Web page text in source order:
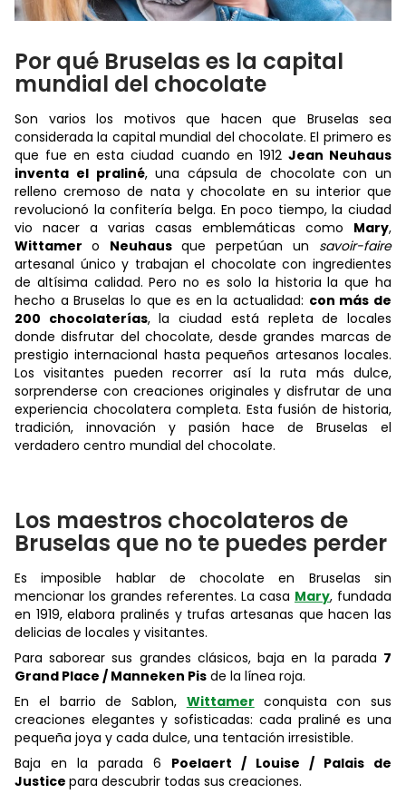
Por qué Bruselas es la capital
mundial del chocolate
Son varios los motivos que hacen que Bruselas sea
considerada la capital mundial del chocolate. El primero es
que fue en esta ciudad cuando en 1912 Jean Neuhaus
inventa el praliné, una cápsula de chocolate con un
relleno cremoso de nata y chocolate en su interior que
revolucionó la confitería belga. En poco tiempo, la ciudad
vio nacer a varias casas emblemáticas como Mary,
Wittamer o Neuhaus que perpetúan un savoir-faire
artesanal único y trabajan el chocolate con ingredientes
de altísima calidad. Pero no es solo la historia la que ha
hecho a Bruselas lo que es en la actualidad: con más de
200 chocolaterías, la ciudad está repleta de locales
donde disfrutar del chocolate, desde grandes marcas de
prestigio internacional hasta pequeños artesanos locales.
Los visitantes pueden recorrer así la ruta más dulce,
sorprenderse con creaciones originales y disfrutar de una
experiencia chocolatera completa. Esta fusión de historia,
tradición, innovación y pasión hace de Bruselas el
verdadero centro mundial del chocolate.
Los maestros chocolateros de
Bruselas que no te puedes perder
Es imposible hablar de chocolate en Bruselas sin
mencionar los grandes referentes. La casa Mary, fundada
en 1919, elabora pralinés y trufas artesanas que hacen las
delicias de locales y visitantes.
Para saborear sus grandes clásicos, baja en la parada 7
Grand Place / Manneken Pis de la línea roja.
En el barrio de Sablon, Wittamer conquista con sus
creaciones elegantes y sofisticadas: cada praliné es una
pequeña joya y cada dulce, una tentación irresistible.
Baja en la parada 6 Poelaert / Louise / Palais de
Justice para descubrir todas sus creaciones.